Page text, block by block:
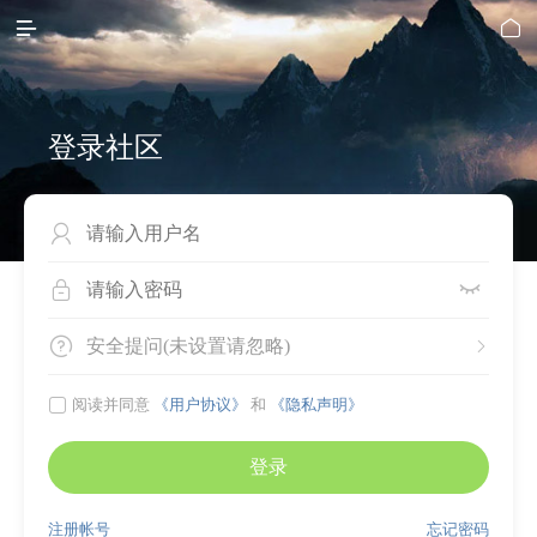
 
登录社区

 
 
安全提问(未设置请忽略)
 阅读并同意 《用户协议》 和 《隐私声明》
登录
忘记密码
注册帐号